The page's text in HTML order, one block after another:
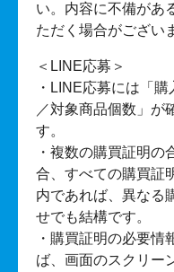
い。内容に不備があ
ただく場合がござい
＜LINE応募＞
・LINE応募には「
／対象商品個数」が
す。
・複数の購買証明
合、すべての購買証
内であれば、異なる
せでも結構です。
・購買証明の必要
ば、画面のスクリー